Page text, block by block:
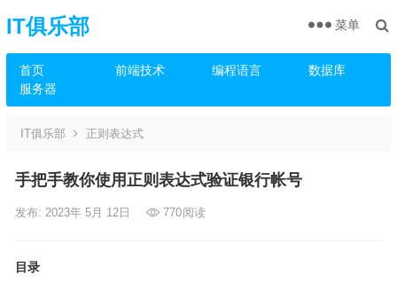
IT俱乐部
首页 前端技术 编程语言
数据库
服务器
菜单
IT俱乐部 正则表达式
手把手教你使用正则表达式验证银行帐号
发布: 2023年 5月 12日 770阅读
目录